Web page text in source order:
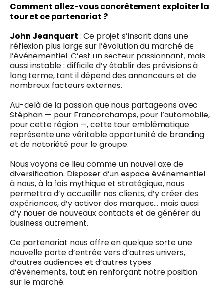
Comment allez-vous concrètement exploiter la
tour et ce partenariat ?
John Jeanquart : Ce projet s’inscrit dans une
réflexion plus large sur l’évolution du marché de
l’événementiel. C’est un secteur passionnant, mais
aussi instable : difficile d’y établir des prévisions à
long terme, tant il dépend des annonceurs et de
nombreux facteurs externes.
Au-delà de la passion que nous partageons avec
Stéphan — pour Francorchamps, pour l’automobile,
pour cette région —, cette tour emblématique
représente une véritable opportunité de branding
et de notoriété pour le groupe.
Nous voyons ce lieu comme un nouvel axe de
diversification. Disposer d’un espace événementiel
à nous, à la fois mythique et stratégique, nous
permettra d’y accueillir nos clients, d’y créer des
expériences, d’y activer des marques… mais aussi
d’y nouer de nouveaux contacts et de générer du
business autrement.
Ce partenariat nous offre en quelque sorte une
nouvelle porte d’entrée vers d’autres univers,
d’autres audiences et d’autres types
d’événements, tout en renforçant notre position
sur le marché.